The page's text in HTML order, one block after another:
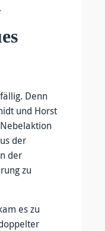
Denn
und Horst
der
der
zu
es zu